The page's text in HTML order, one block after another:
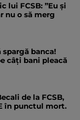
lui FCSB: ”Eu și
nu o să merg
banca!
câți bani pleacă
de la FCSB,
în punctul mort.